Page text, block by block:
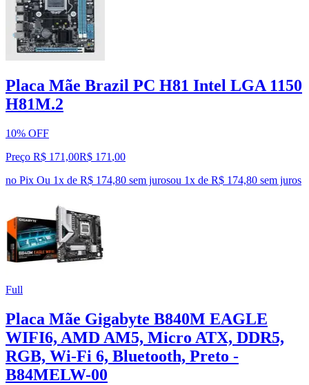
Placa Mãe Brazil PC H81 Intel LGA 1150
H81M.2
10% OFF
Preço R$ 171,00R$ 171 ,00
no Pix Ou 1x de R$ 174,80 sem jurosou 1x de R$ 174,80 sem juros
Full
Placa Mãe Gigabyte B840M EAGLE
WIFI6, AMD AM5, Micro ATX, DDR5,
RGB, Wi-Fi 6, Bluetooth, Preto -
B84MELW-00